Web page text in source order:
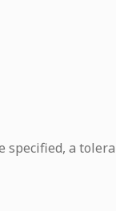
specified, a